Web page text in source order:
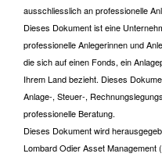
ausschliesslich an professionelle
Dieses Dokument ist eine
professionelle Anlegerinnen und
die sich auf einen Fonds, ein
Ihrem Land bezieht. Dieses
Anlage-, Steuer-,
professionelle Beratung.
Dieses Dokument wird
Lombard Odier Asset Management